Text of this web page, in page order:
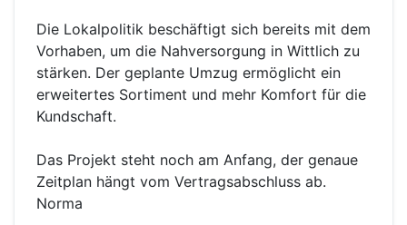
Die Lokalpolitik beschäftigt sich bereits mit dem
Vorhaben, um die Nahversorgung in Wittlich zu
stärken. Der geplante Umzug ermöglicht ein
erweitertes Sortiment und mehr Komfort für die
Kundschaft.
Das Projekt steht noch am Anfang, der genaue
Zeitplan hängt vom Vertragsabschluss ab.
Norma